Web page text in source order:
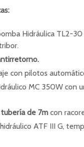
Hidráulica TL2-30
con pilotos
MC 350W con
de 7m con
ATF III G,